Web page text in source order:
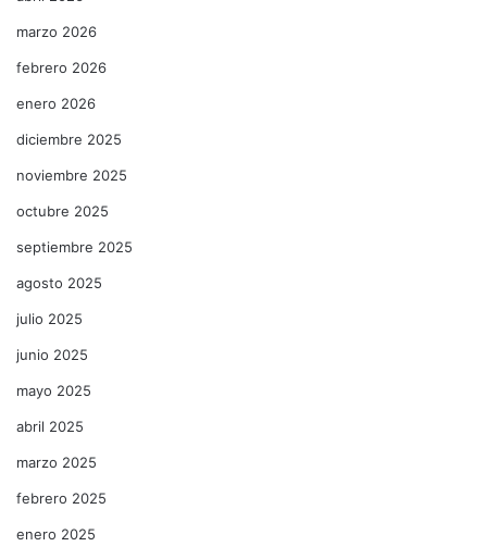
marzo 2026
febrero 2026
enero 2026
diciembre 2025
noviembre 2025
octubre 2025
septiembre 2025
agosto 2025
julio 2025
junio 2025
mayo 2025
abril 2025
marzo 2025
febrero 2025
enero 2025